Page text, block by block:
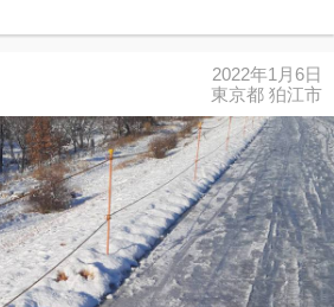
2022年1月6日
東京都 狛江市